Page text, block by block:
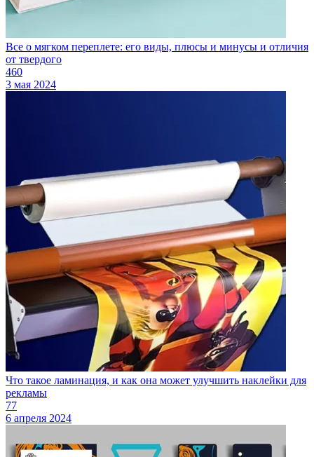
Все о мягком переплете: его виды, плюсы и минусы и отличия
от твердого
460
3 мая 2024
Что такое ламинация, и как она может улучшить наклейки для
рекламы
77
6 апреля 2024